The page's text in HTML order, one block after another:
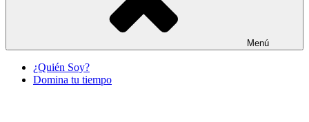
Menú
¿Quién Soy?
Domina tu tiempo